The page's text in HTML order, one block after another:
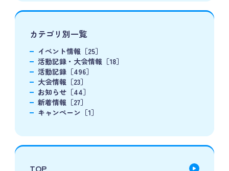
カテゴリ別一覧
イベント情報［25］
活動記録・大会情報［18］
活動記録［496］
大会情報［23］
お知らせ［44］
新着情報［27］
キャンペーン［1］
TOP